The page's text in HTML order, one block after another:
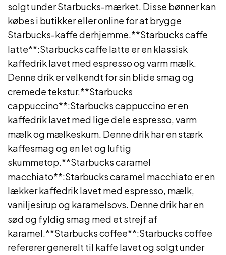
solgt under Starbucks-mærket. Disse bønner kan
købes i butikker eller online for at brygge
Starbucks-kaffe derhjemme.**Starbucks caffe
latte**:Starbucks caffe latte er en klassisk
kaffedrik lavet med espresso og varm mælk.
Denne drik er velkendt for sin blide smag og
cremede tekstur.**Starbucks
cappuccino**:Starbucks cappuccino er en
kaffedrik lavet med lige dele espresso, varm
mælk og mælkeskum. Denne drik har en stærk
kaffesmag og en let og luftig
skummetop.**Starbucks caramel
macchiato**:Starbucks caramel macchiato er en
lækker kaffedrik lavet med espresso, mælk,
vaniljesirup og karamelsovs. Denne drik har en
sød og fyldig smag med et strejf af
karamel.**Starbucks coffee**:Starbucks coffee
refererer generelt til kaffe lavet og solgt under